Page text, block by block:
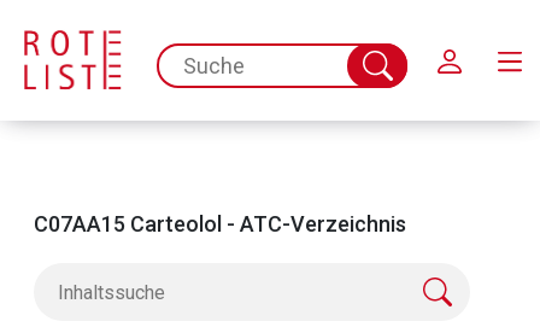
spc.search.input.placeholder
Suche
abschicken
C07AA15 Carteolol - ATC-Verzeichnis